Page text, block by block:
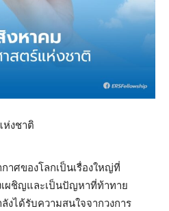
ห่งชาติ
าศของโลกเป็นเรื่องใหญ่ที่
เผชิญและเป็นปัญหาที่ท้าทาย
ลังได้รับความสนใจจากวงการ